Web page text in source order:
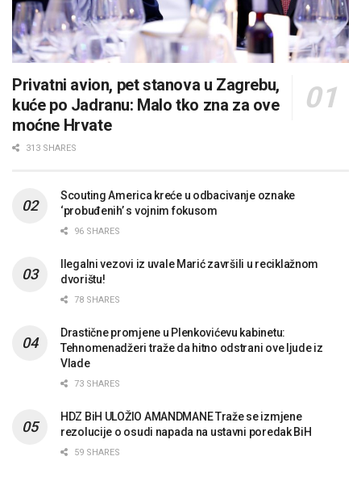
Privatni avion, pet stanova u Zagrebu,
kuće po Jadranu: Malo tko zna za ove
moćne Hrvate
313 SHARES
Scouting America kreće u odbacivanje oznake
‘probuđenih’ s vojnim fokusom
96 SHARES
Ilegalni vezovi iz uvale Marić završili u reciklažnom
dvorištu!
78 SHARES
Drastične promjene u Plenkovićevu kabinetu:
Tehnomenadžeri traže da hitno odstrani ove ljude iz
Vlade
73 SHARES
HDZ BiH ULOŽIO AMANDMANE Traže se izmjene
rezolucije o osudi napada na ustavni poredak BiH
59 SHARES